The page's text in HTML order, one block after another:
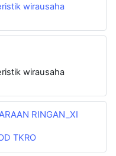
wirausaha
wirausaha
RINGAN_XI
TKRO